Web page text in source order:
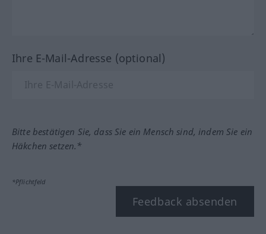
Ihre E-Mail-Adresse (optional)
Bitte bestätigen Sie, dass Sie ein Mensch sind, indem Sie ein
Häkchen setzen.*
*Pflichtfeld
Feedback absenden